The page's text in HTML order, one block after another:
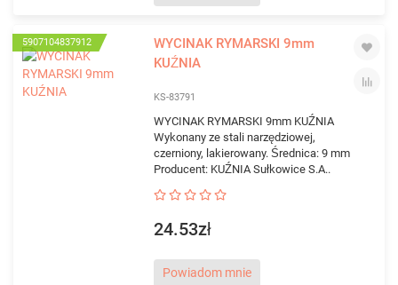
5907104837912
WYCINAK RYMARSKI 9mm
KUŹNIA
KS-83791
WYCINAK RYMARSKI 9mm KUŹNIA
Wykonany ze stali narzędziowej,
czerniony, lakierowany. Średnica: 9 mm
Producent: KUŹNIA Sułkowice S.A..
24.53zł
Powiadom mnie